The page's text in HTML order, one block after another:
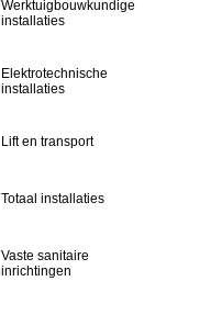
Werktuigbouwkundige
installaties
Elektrotechnische
installaties
Lift en transport
Totaal installaties
Vaste sanitaire
inrichtingen